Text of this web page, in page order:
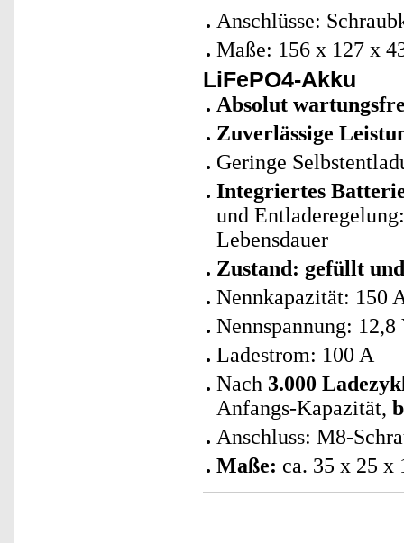
Anschlüsse:
Maße: 156 x 127 x
LiFePO4-Akku
Absolut
Zuverlässige
Geringe
Integriertes
und
Lebensdauer
Zustand: gefüllt
Nennkapazität: 150
Nennspannung: 12,8
Ladestrom: 100 A
Nach 3.000
Anfangs-Kapazität,
Anschluss: M8-
Maße: ca. 35 x 25 x